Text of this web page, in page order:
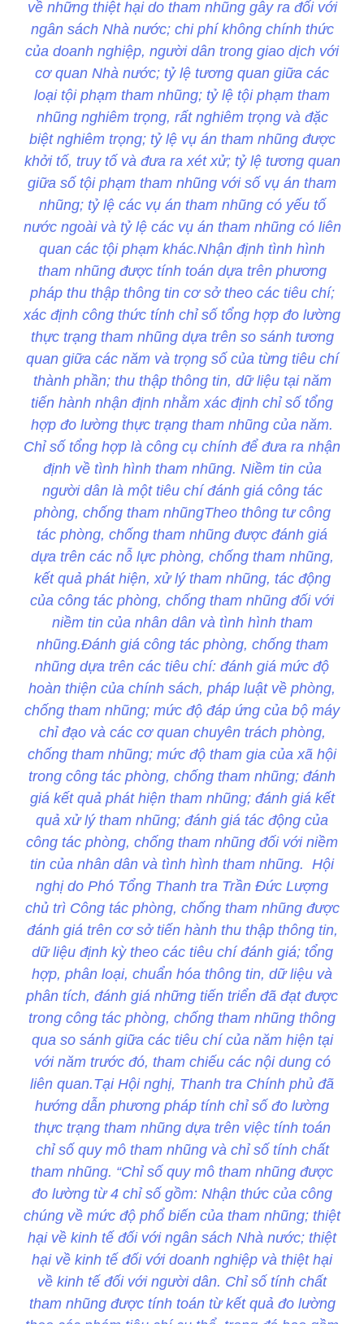
về những thiệt hại do tham nhũng gây ra đối với
ngân sách Nhà nước; chi phí không chính thức
của doanh nghiệp, người dân trong giao dịch với
cơ quan Nhà nước; tỷ lệ tương quan giữa các
loại tội phạm tham nhũng; tỷ lệ tội phạm tham
nhũng nghiêm trọng, rất nghiêm trọng và đặc
biệt nghiêm trọng; tỷ lệ vụ án tham nhũng được
khởi tố, truy tố và đưa ra xét xử; tỷ lệ tương quan
giữa số tội phạm tham nhũng với số vụ án tham
nhũng; tỷ lệ các vụ án tham nhũng có yếu tố
nước ngoài và tỷ lệ các vụ án tham nhũng có liên
quan các tội phạm khác.Nhận định tình hình
tham nhũng được tính toán dựa trên phương
pháp thu thập thông tin cơ sở theo các tiêu chí;
xác định công thức tính chỉ số tổng hợp đo lường
thực trạng tham nhũng dựa trên so sánh tương
quan giữa các năm và trọng số của từng tiêu chí
thành phần; thu thập thông tin, dữ liệu tại năm
tiến hành nhận định nhằm xác định chỉ số tổng
hợp đo lường thực trạng tham nhũng của năm.
Chỉ số tổng hợp là công cụ chính để đưa ra nhận
định về tình hình tham nhũng. Niềm tin của
người dân là một tiêu chí đánh giá công tác
phòng, chống tham nhũngTheo thông tư công
tác phòng, chống tham nhũng được đánh giá
dựa trên các nỗ lực phòng, chống tham nhũng,
kết quả phát hiện, xử lý tham nhũng, tác động
của công tác phòng, chống tham nhũng đối với
niềm tin của nhân dân và tình hình tham
nhũng.Đánh giá công tác phòng, chống tham
nhũng dựa trên các tiêu chí: đánh giá mức độ
hoàn thiện của chính sách, pháp luật về phòng,
chống tham nhũng; mức độ đáp ứng của bộ máy
chỉ đạo và các cơ quan chuyên trách phòng,
chống tham nhũng; mức độ tham gia của xã hội
trong công tác phòng, chống tham nhũng; đánh
giá kết quả phát hiện tham nhũng; đánh giá kết
quả xử lý tham nhũng; đánh giá tác động của
công tác phòng, chống tham nhũng đối với niềm
tin của nhân dân và tình hình tham nhũng. Hội
nghị do Phó Tổng Thanh tra Trần Đức Lượng
chủ trì Công tác phòng, chống tham nhũng được
đánh giá trên cơ sở tiến hành thu thập thông tin,
dữ liệu định kỳ theo các tiêu chí đánh giá; tổng
hợp, phân loại, chuẩn hóa thông tin, dữ liệu và
phân tích, đánh giá những tiến triển đã đạt được
trong công tác phòng, chống tham nhũng thông
qua so sánh giữa các tiêu chí của năm hiện tại
với năm trước đó, tham chiếu các nội dung có
liên quan.Tại Hội nghị, Thanh tra Chính phủ đã
hướng dẫn phương pháp tính chỉ số đo lường
thực trạng tham nhũng dựa trên việc tính toán
chỉ số quy mô tham nhũng và chỉ số tính chất
tham nhũng. “Chỉ số quy mô tham nhũng được
đo lường từ 4 chỉ số gồm: Nhận thức của công
chúng về mức độ phổ biến của tham nhũng; thiệt
hại về kinh tế đối với ngân sách Nhà nước; thiệt
hại về kinh tế đối với doanh nghiệp và thiệt hại
về kinh tế đối với người dân. Chỉ số tính chất
tham nhũng được tính toán từ kết quả đo lường